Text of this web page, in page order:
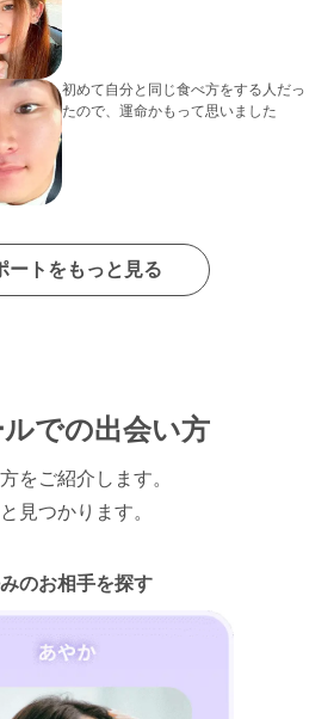
初めて自分と同じ食べ方をする人だっ
たので、運命かもって思いました
ートをもっと見る
での出会い方
をご紹介します。
見つかります。
のお相手を探す